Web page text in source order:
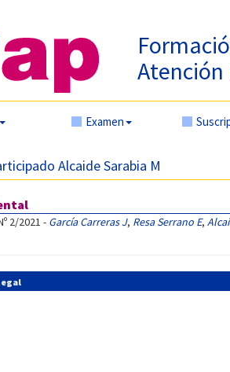
Examen
Alcaide Sarabia M
2/2021 - García Carreras J, Resa Serrano E,